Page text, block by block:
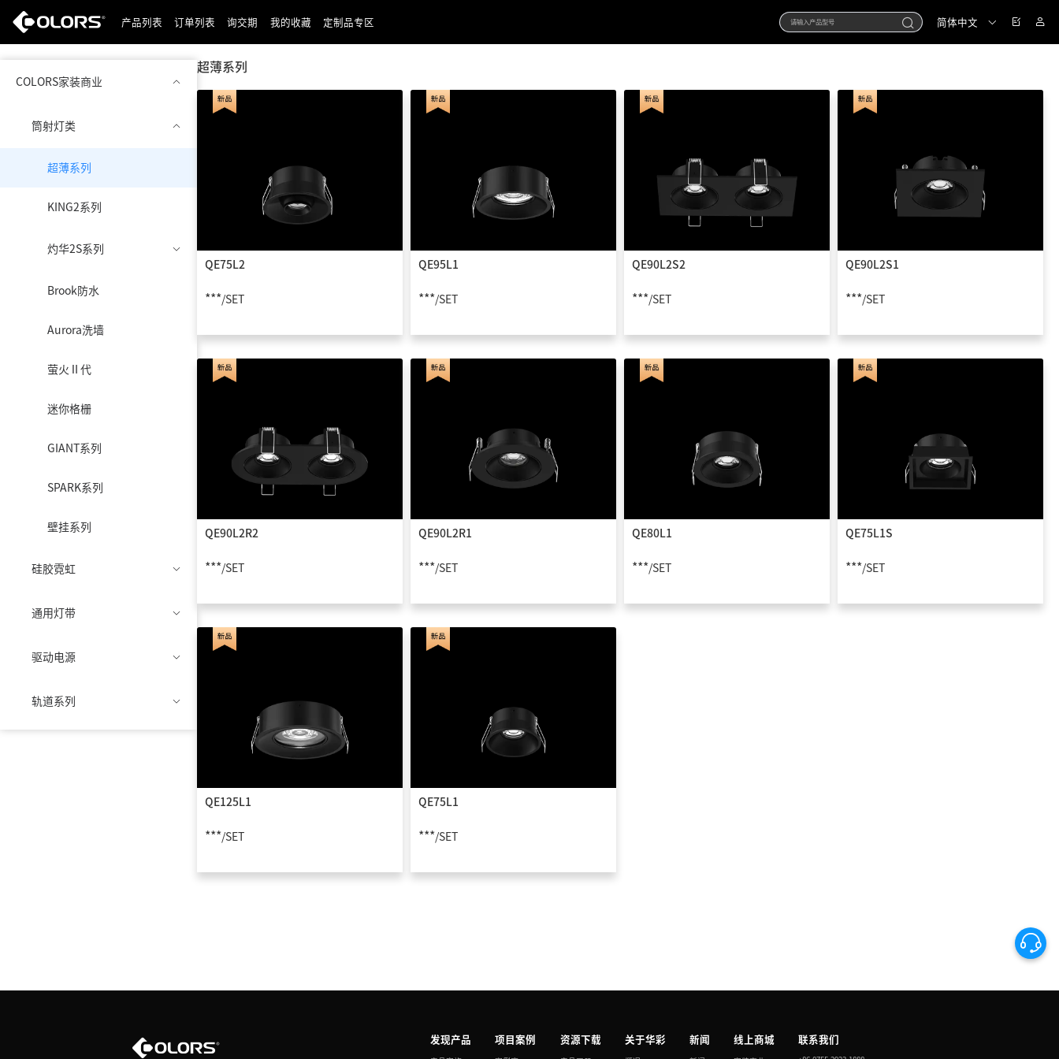
产品列表 订单列表 询交期 我的收藏 定制品专区 简体中文
COLORS家装商业
筒射灯类
超薄系列
KING2系列
灼华2S系列
Brook防水
Aurora洗墙
萤火Ⅱ代
迷你格栅
GIANT系列
SPARK系列
壁挂系列
硅胶霓虹
通用灯带
驱动电源
轨道系列
超薄系列
QE75L2
***/SET
QE95L1
***/SET
QE90L2S2
***/SET
QE90L2S1
***/SET
QE90L2R2
***/SET
QE90L2R1
***/SET
QE80L1
***/SET
QE75L1S
***/SET
QE125L1
***/SET
QE75L1
***/SET
发现产品 项目案例 资源下载 关于华彩 新闻 线上商城 联系我们